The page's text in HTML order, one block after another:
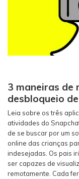
3 maneiras de
desbloqueio
Leia sobre os três
atividades do
de se buscar por um
online das crianças
indesejadas. Os pais
ser capazes de
remotamente. Cada